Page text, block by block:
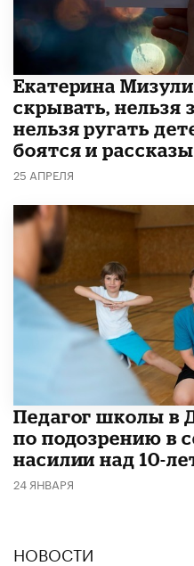
Екатерина
скрывать, нельзя
нельзя ругать
боятся и
25 АПРЕЛЯ
Педагог школы в
по подозрению в
насилии над 10-
24 ЯНВАРЯ
НОВОСТИ